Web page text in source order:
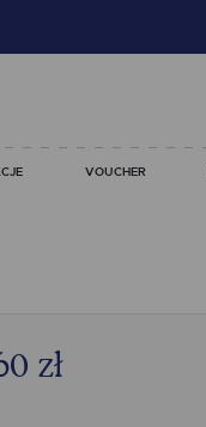
VOUCHER
zł